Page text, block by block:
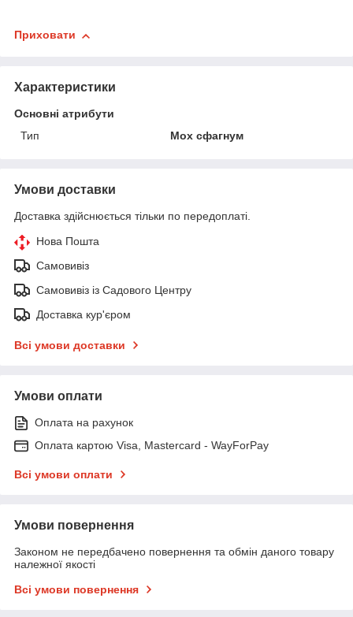
Приховати
Характеристики
Основні атрибути
Тип
Мох сфагнум
Умови доставки
Доставка здійснюється тільки по передоплаті.
Нова Пошта
Самовивіз
Самовивіз із Садового Центру
Доставка кур'єром
Всі умови доставки
Умови оплати
Оплата на рахунок
Оплата картою Visa, Mastercard - WayForPay
Всі умови оплати
Умови повернення
Законом не передбачено повернення та обмін даного товару
належної якості
Всі умови повернення